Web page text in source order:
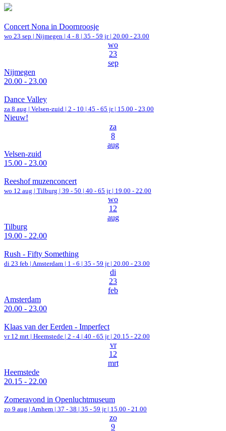
Concert Nona in Doornroosje
wo 23 sep | Nijmegen | 4 - 8 | 35 - 59 jr | 20.00 - 23.00
wo
23
sep
Nijmegen
20.00 - 23.00
Dance Valley
za 8 aug | Velsen-zuid | 2 - 10 | 45 - 65 jr | 15.00 - 23.00
Nieuw!
za
8
aug
Velsen-zuid
15.00 - 23.00
Reeshof muzenconcert
wo 12 aug | Tilburg | 39 - 50 | 40 - 65 jr | 19.00 - 22.00
wo
12
aug
Tilburg
19.00 - 22.00
Rush - Fifty Something
di 23 feb | Amsterdam | 1 - 6 | 35 - 59 jr | 20.00 - 23.00
di
23
feb
Amsterdam
20.00 - 23.00
Klaas van der Eerden - Imperfect
vr 12 mrt | Heemstede | 2 - 4 | 40 - 65 jr | 20.15 - 22.00
vr
12
mrt
Heemstede
20.15 - 22.00
Zomeravond in Openluchtmuseum
zo 9 aug | Arnhem | 37 - 38 | 35 - 59 jr | 15.00 - 21.00
zo
9